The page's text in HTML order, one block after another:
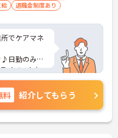
退職金制度あり
でケアマネ
♪日勤のみの
イベートと
す◎しっかり
安心してス
チャレンジ
面接のポイ
料 紹介してもらう